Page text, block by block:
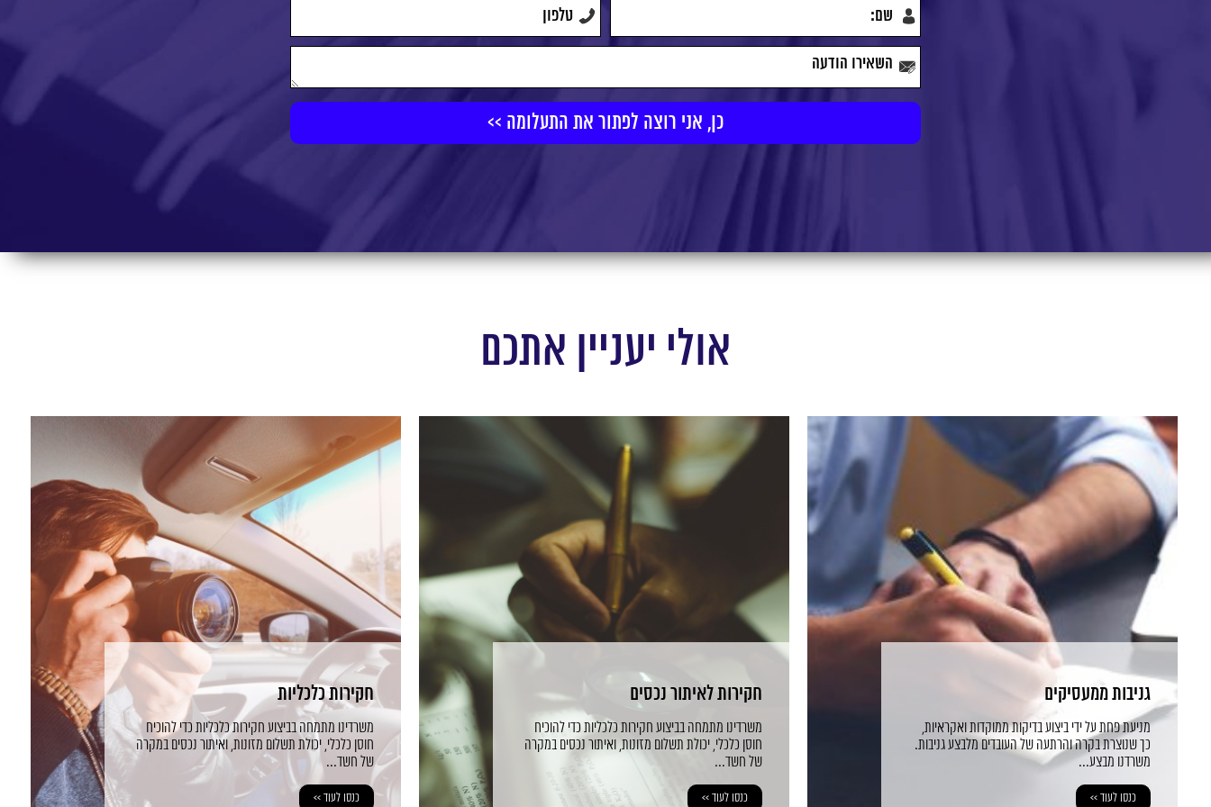
אולי יעניין אתכם
גניבות ממעסיקים
מניעת פחת על ידי ביצוע בדיקות ממוקדות ואקראיות,
כך שנוצרת בקרה והרתעה של העובדים מלבצע גניבות.
משרדנו מבצע...
כנסו לעוד >>
חקירות לאיתור נכסים
משרדינו מתמחה בביצוע חקירות כלכליות כדי להוכיח
חוסן כלכלי, יכולת תשלום מזונות, ואיתור נכסים במקרה
של חשד...
כנסו לעוד >>
חקירות כלכליות
משרדינו מתמחה בביצוע חקירות כלכליות כדי להוכיח
חוסן כלכלי, יכולת תשלום מזונות, ואיתור נכסים במקרה
של חשד...
כנסו לעוד >>